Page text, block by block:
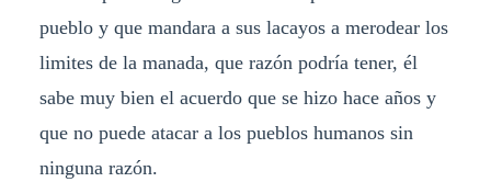
pueblo y que mandara a sus lacayos a merodear los
limites de la manada, que razón podría tener, él
sabe muy bien el acuerdo que se hizo hace años y
que no puede atacar a los pueblos humanos sin
ninguna razón.